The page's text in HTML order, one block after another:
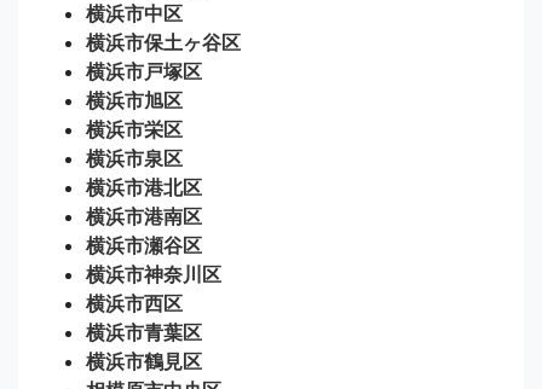
横浜市中区
横浜市保土ヶ谷区
横浜市戸塚区
横浜市旭区
横浜市栄区
横浜市泉区
横浜市港北区
横浜市港南区
横浜市瀬谷区
横浜市神奈川区
横浜市西区
横浜市青葉区
横浜市鶴見区